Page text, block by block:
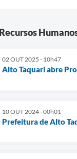
Recursos
02 OUT 2025 - 10h47
Alto Taquari abre
10 OUT 2024 - 00h01
Prefeitura de Alto